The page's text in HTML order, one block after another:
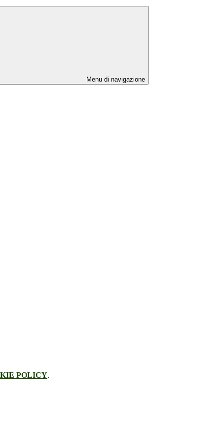
Menu di navigazione
POLICY.